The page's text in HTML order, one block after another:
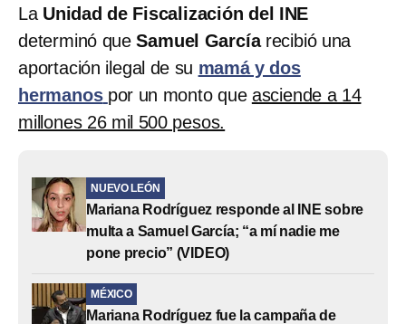
La Unidad de Fiscalización del INE
determinó queSamuel García recibió una
aportación ilegal de su mamá y dos
hermanos por un monto que asciende a 14
millones 26 mil 500 pesos.
NUEVO LEÓN
Mariana Rodríguez responde al INE sobre
multa a Samuel García; “a mí nadie me
pone precio” (VIDEO)
MÉXICO
Mariana Rodríguez fue la campaña de